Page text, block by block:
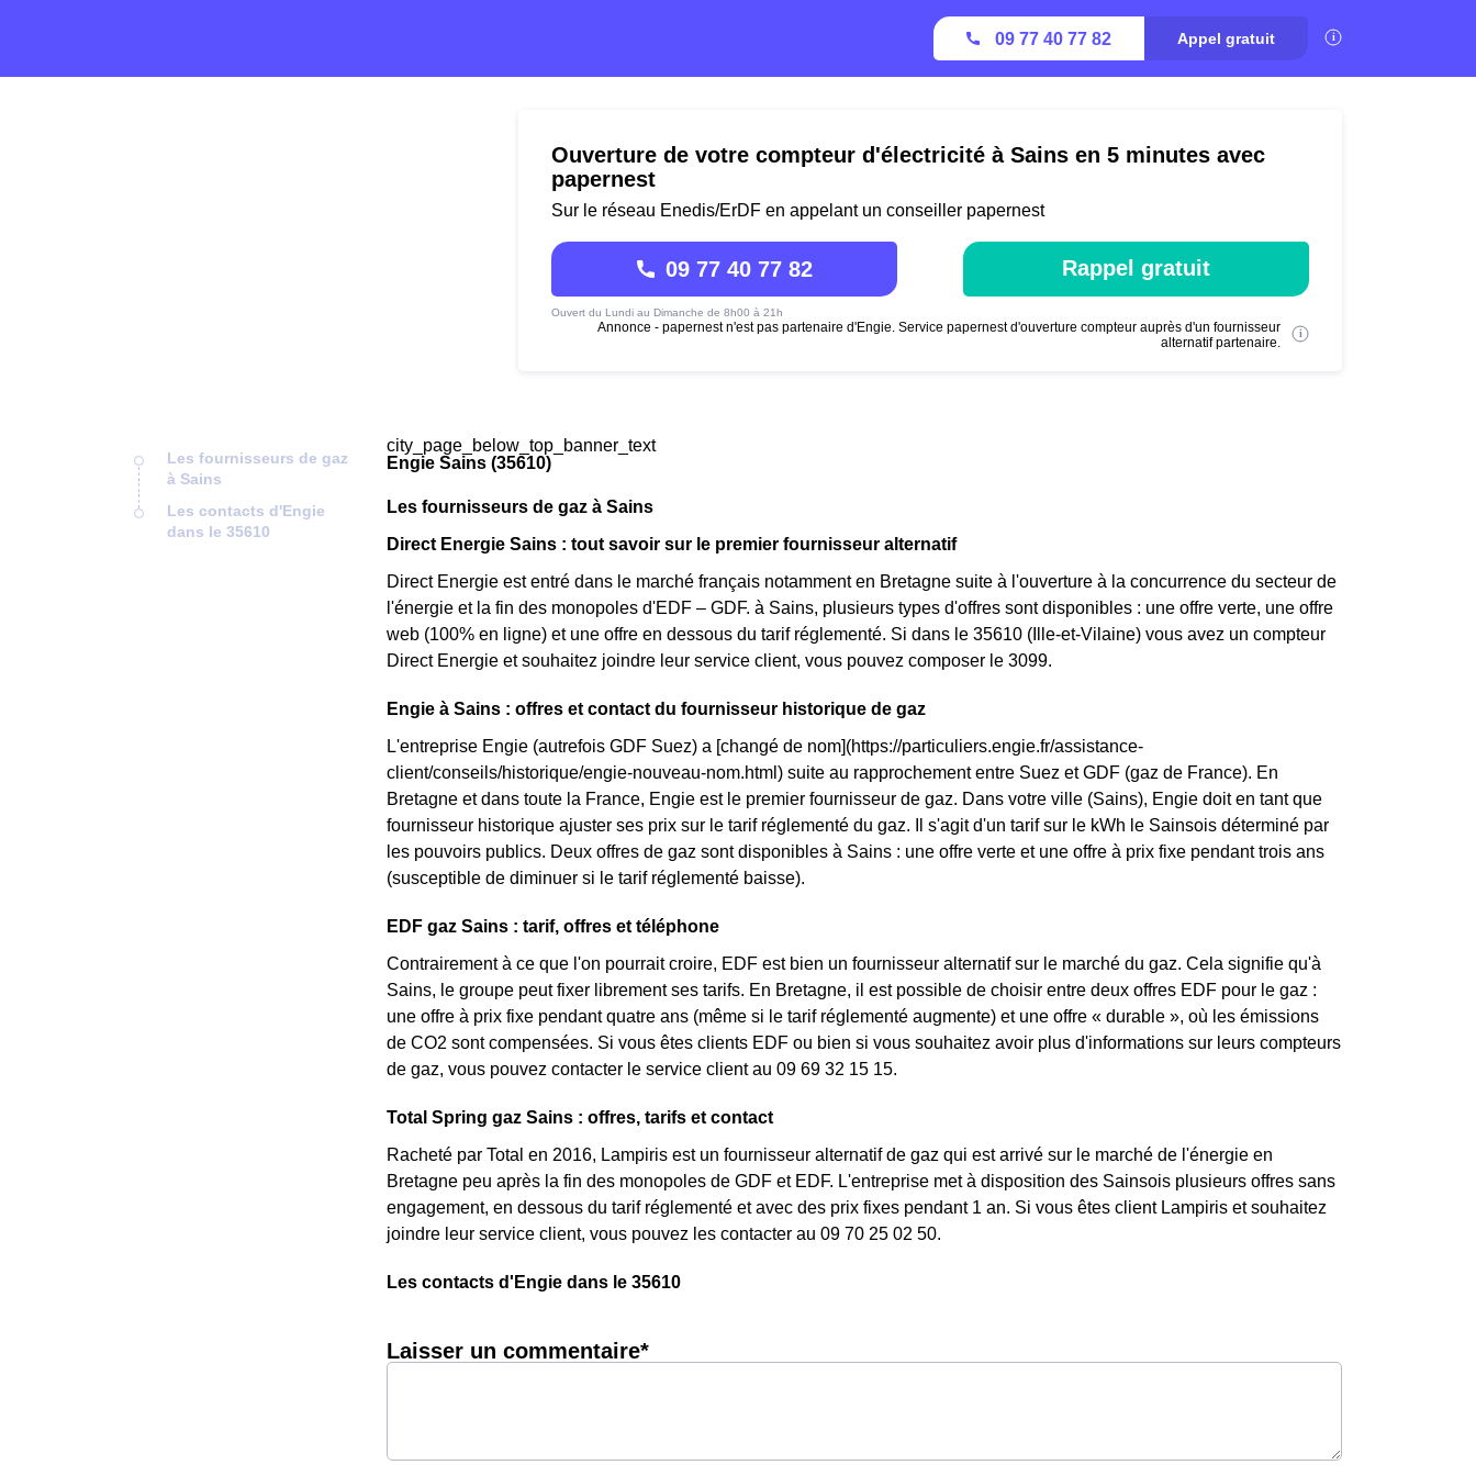
09 77 40 77 82 Appel gratuit
Ouverture de votre compteur d'électricité à Sains en 5 minutes avec
papernest
Sur le réseau Enedis/ErDF en appelant un conseiller papernest
09 77 40 77 82
Ouvert du Lundi au Dimanche de 8h00 à 21h
Rappel gratuit
Annonce - papernest n'est pas partenaire d'Engie. Service papernest d'ouverture compteur auprès d'un fournisseur
alternatif partenaire.
Les fournisseurs de gaz
à Sains
Les contacts d'Engie
dans le 35610
city_page_below_top_banner_text
Engie Sains (35610)
Les fournisseurs de gaz à Sains
Direct Energie Sains : tout savoir sur le premier fournisseur alternatif
Direct Energie est entré dans le marché français notamment en Bretagne suite à l'ouverture à la concurrence du secteur de
l'énergie et la fin des monopoles d'EDF – GDF. à Sains, plusieurs types d'offres sont disponibles : une offre verte, une offre
web (100% en ligne) et une offre en dessous du tarif réglementé. Si dans le 35610 (Ille-et-Vilaine) vous avez un compteur
Direct Energie et souhaitez joindre leur service client, vous pouvez composer le 3099.
Engie à Sains : offres et contact du fournisseur historique de gaz
L'entreprise Engie (autrefois GDF Suez) a [changé de nom](https://particuliers.engie.fr/assistance-
client/conseils/historique/engie-nouveau-nom.html) suite au rapprochement entre Suez et GDF (gaz de France). En
Bretagne et dans toute la France, Engie est le premier fournisseur de gaz. Dans votre ville (Sains), Engie doit en tant que
fournisseur historique ajuster ses prix sur le tarif réglementé du gaz. Il s'agit d'un tarif sur le kWh le Sainsois déterminé par
les pouvoirs publics. Deux offres de gaz sont disponibles à Sains : une offre verte et une offre à prix fixe pendant trois ans
(susceptible de diminuer si le tarif réglementé baisse).
EDF gaz Sains : tarif, offres et téléphone
Contrairement à ce que l'on pourrait croire, EDF est bien un fournisseur alternatif sur le marché du gaz. Cela signifie qu'à
Sains, le groupe peut fixer librement ses tarifs. En Bretagne, il est possible de choisir entre deux offres EDF pour le gaz :
une offre à prix fixe pendant quatre ans (même si le tarif réglementé augmente) et une offre « durable », où les émissions
de CO2 sont compensées. Si vous êtes clients EDF ou bien si vous souhaitez avoir plus d'informations sur leurs compteurs
de gaz, vous pouvez contacter le service client au 09 69 32 15 15.
Total Spring gaz Sains : offres, tarifs et contact
Racheté par Total en 2016, Lampiris est un fournisseur alternatif de gaz qui est arrivé sur le marché de l'énergie en
Bretagne peu après la fin des monopoles de GDF et EDF. L'entreprise met à disposition des Sainsois plusieurs offres sans
engagement, en dessous du tarif réglementé et avec des prix fixes pendant 1 an. Si vous êtes client Lampiris et souhaitez
joindre leur service client, vous pouvez les contacter au 09 70 25 02 50.
Les contacts d'Engie dans le 35610
Laisser un commentaire*